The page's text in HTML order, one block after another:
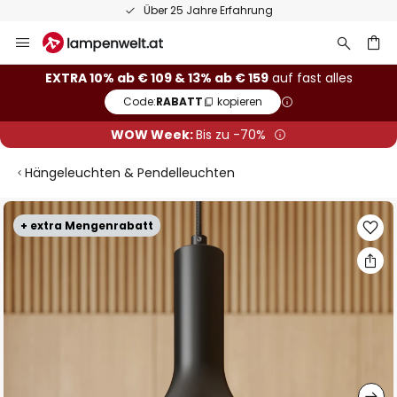
Über 25 Jahre Erfahrung
Inhalt
springen
EXTRA 10% ab € 109 & 13% ab € 159auf fast alles
Code:RABATT kopieren
WOW Week:Bis zu -70%
Hängeleuchten & Pendelleuchten
+ extra Mengenrabatt
Zum
Ende